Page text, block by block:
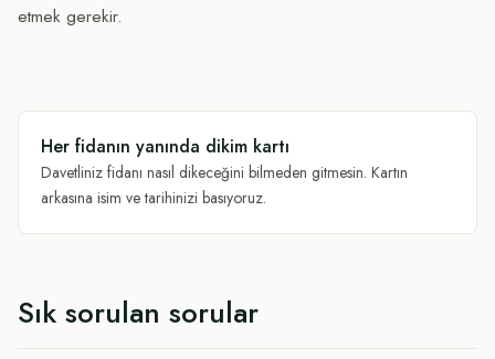
etmek gerekir.
Her fidanın yanında dikim kartı
Davetliniz fidanı nasıl dikeceğini bilmeden gitmesin. Kartın
arkasına isim ve tarihinizi basıyoruz.
Sık sorulan sorular